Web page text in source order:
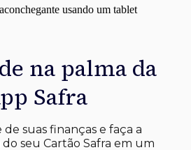
na palma da
Safra
suas finanças e faça a
seu Cartão Safra em um